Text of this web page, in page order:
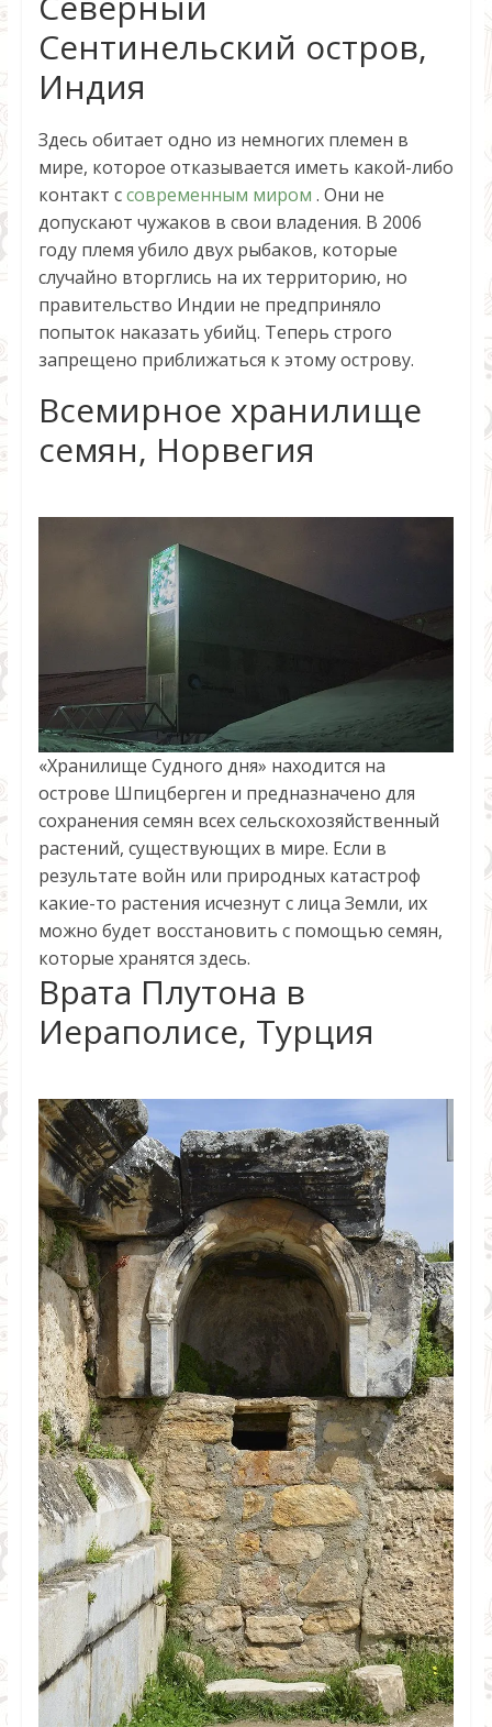
Сентинельский остров,
Индия
Здесь обитает одно из немногих племен в
мире, которое отказывается иметь какой-либо
контакт ссовременным миром . Они не
допускают чужаков в свои владения. В 2006
году племя убило двух рыбаков, которые
случайно вторглись на их территорию, но
правительство Индии не предприняло
попыток наказать убийц. Теперь строго
запрещено приближаться к этому острову.
Всемирное хранилище
семян, Норвегия
«Хранилище Судного дня» находится на
острове Шпицберген и предназначено для
сохранения семян всех сельскохозяйственный
растений, существующих в мире. Если в
результате войн или природных катастроф
какие-то растения исчезнут с лица Земли, их
можно будет восстановить с помощью семян,
которые хранятся здесь.
Врата Плутона в
Иераполисе, Турция